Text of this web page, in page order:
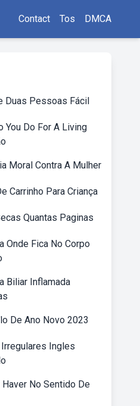
Contact Tos DMCA
Duas Pessoas Fácil
You Do For A Living
Moral Contra A Mulher
Carrinho Para Criança
Quantas Paginas
Onde Fica No Corpo
Biliar Inflamada
De Ano Novo 2023
Ingles
No Sentido De